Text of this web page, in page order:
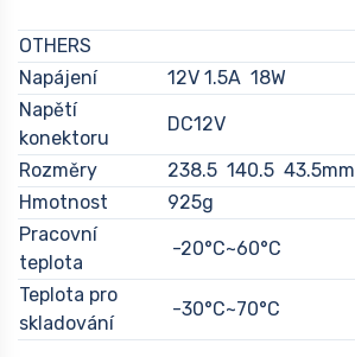
OTHERS
Napájení
12V 1.5A 18W
Napětí
konektoru
DC12V
Rozměry
238.5 140.5 43.5mm
Hmotnost
925g
Pracovní
teplota
-20°C~60°C
Teplota pro
skladování
-30°C~70°C